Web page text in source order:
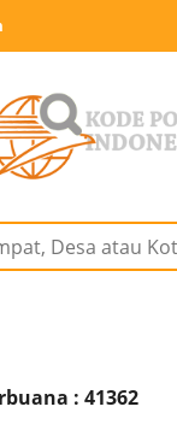
: 41362